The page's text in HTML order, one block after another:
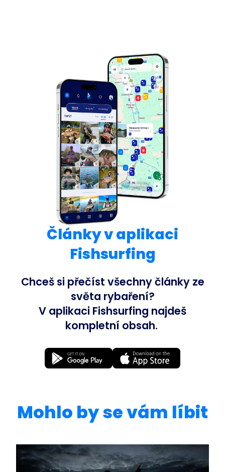
Články v aplikaci
Fishsurfing
Chceš si přečíst všechny články ze
světa rybaření?
V aplikaci Fishsurfing najdeš
kompletní obsah.
Mohlo by se vám líbit